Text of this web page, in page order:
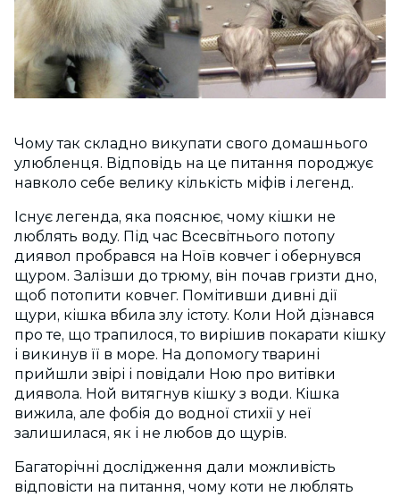
Чому так складно викупати свого домашнього
улюбленця. Відповідь на це питання породжує
навколо себе велику кількість міфів і легенд.
Існує легенда, яка пояснює, чому кішки не
люблять воду. Під час Всесвітнього потопу
диявол пробрався на Ноїв ковчег і обернувся
щуром. Залізши до трюму, він почав гризти дно,
щоб потопити ковчег. Помітивши дивні дії
щури, кішка вбила злу істоту. Коли Ной дізнався
про те, що трапилося, то вирішив покарати кішку
і викинув її в море. На допомогу тварині
прийшли звірі і повідали Ною про витівки
диявола. Ной витягнув кішку з води. Кішка
вижила, але фобія до водної стихії у неї
залишилася, як і не любов до щурів.
Багаторічні дослідження дали можливість
відповісти на питання, чому коти не люблять